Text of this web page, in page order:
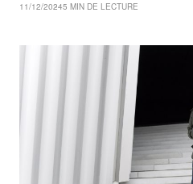
11/12/20245 MIN DE LECTURE